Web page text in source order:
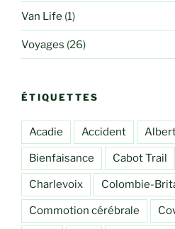
Van Life (1)
Voyages (26)
ÉTIQUETTES
Acadie Accident
Bienfaisance Cabot Trail
Charlevoix Colombie-
Commotion cérébrale